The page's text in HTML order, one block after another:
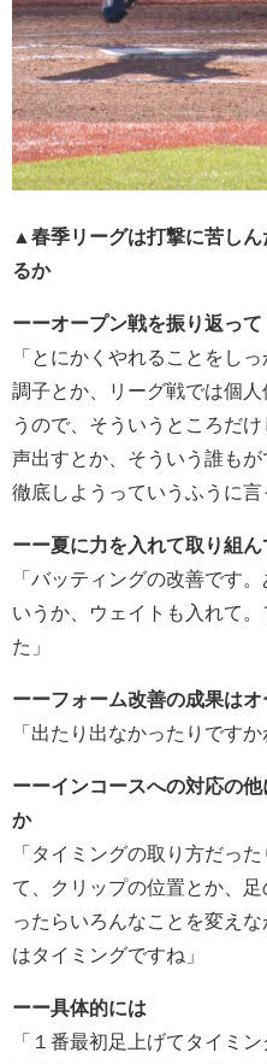
▲春季リーグは打撃に苦し
るか
ーーオープン戦を振り返って
「とにかくやれることをし
調子とか、リーグ戦では個
うので、そういうところだ
声出すとか、そういう誰も
徹底しようっていうふうに言
ーー夏に力を入れて取り組
「バッティングの改善です
いうか、ウェイトも入れて
た」
ーーフォーム改善の成果は
「出たり出なかったりですか
ーーインコースへの対応の
か
「タイミングの取り方だっ
て、クリップの位置とか、
ったらいろんなことを変え
はタイミングですね」
ーー具体的には
「１番最初足上げてタイミ